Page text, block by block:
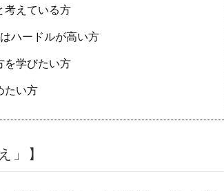
考えている方
ハードルが高い方
を学びたい方
たい方
」】